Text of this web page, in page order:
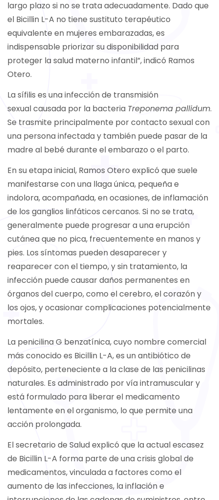
largo plazo si no se trata adecuadamente. Dado que
el Bicillin L-A no tiene sustituto terapéutico
equivalente en mujeres embarazadas, es
indispensable priorizar su disponibilidad para
proteger la salud materno infantil”, indicó Ramos
Otero.
La sífilis es una infección de transmisión
sexual causada por la bacteria Treponema pallidum.
Se trasmite principalmente por contacto sexual con
una persona infectada y también puede pasar de la
madre al bebé durante el embarazo o el parto.
En su etapa inicial, Ramos Otero explicó que suele
manifestarse con una llaga única, pequeña e
indolora, acompañada, en ocasiones, de inflamación
de los ganglios linfáticos cercanos. Si no se trata,
generalmente puede progresar a una erupción
cutánea que no pica, frecuentemente en manos y
pies. Los síntomas pueden desaparecer y
reaparecer con el tiempo, y sin tratamiento, la
infección puede causar daños permanentes en
órganos del cuerpo, como el cerebro, el corazón y
los ojos, y ocasionar complicaciones potencialmente
mortales.
La penicilina G benzatínica, cuyo nombre comercial
más conocido es Bicillin L-A, es un antibiótico de
depósito, perteneciente a la clase de las penicilinas
naturales. Es administrado por vía intramuscular y
está formulado para liberar el medicamento
lentamente en el organismo, lo que permite una
acción prolongada.
El secretario de Salud explicó que la actual escasez
de Bicillin L-A forma parte de una crisis global de
medicamentos, vinculada a factores como el
aumento de las infecciones, la inflación e